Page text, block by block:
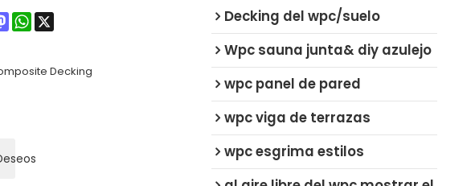
MastodonWhatsApp
Decking
Decking del wpc/suelo
Wpc sauna junta& diy azulejo
wpc panel de pared
wpc viga de terrazas
wpc esgrima estilos